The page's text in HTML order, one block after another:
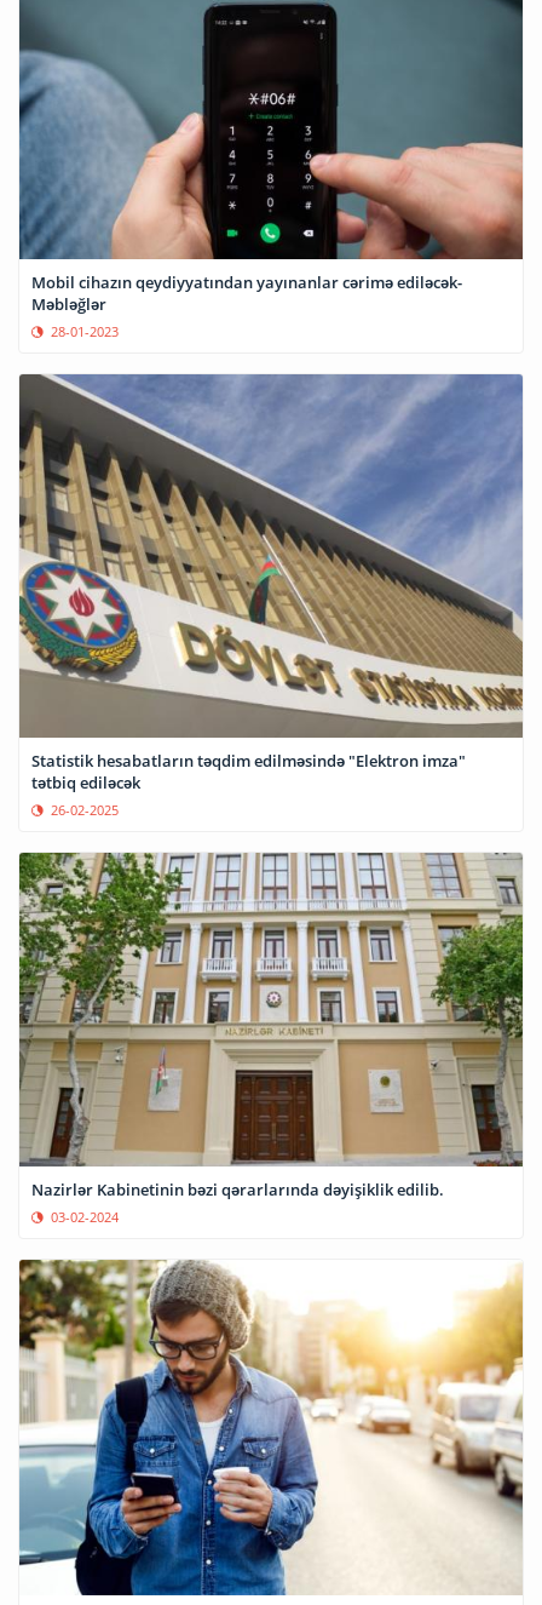
Mobil cihazın qeydiyyatından yayınanlar cərimə ediləcək-
Məbləğlər
28-01-2023
Statistik hesabatların təqdim edilməsində "Elektron imza"
tətbiq ediləcək
26-02-2025
Nazirlər Kabinetinin bəzi qərarlarında dəyişiklik edilib.
03-02-2024